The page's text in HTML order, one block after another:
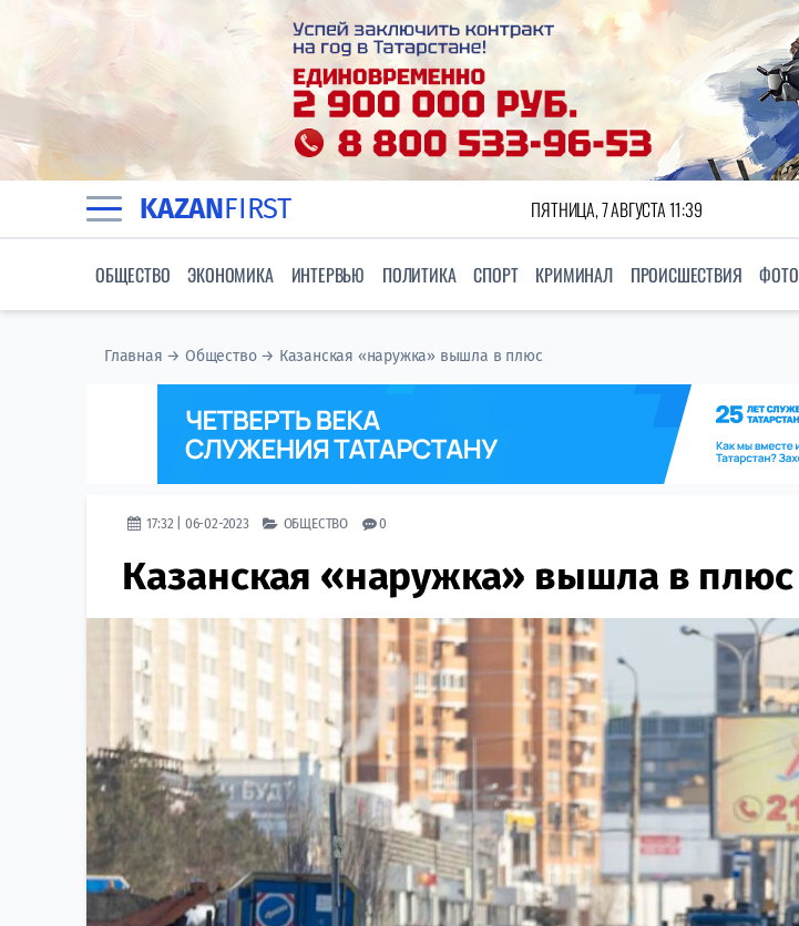
KAZANFIRST ПЯТНИЦА, 7 АВГУСТА 11:39
ОБЩЕСТВО ЭКОНОМИКА ИНТЕРВЬЮ ПОЛИТИКА СПОРТ КРИМИНАЛ ПРОИСШЕСТВИЯ ФОТО
Главная →Общество→ Казанская «наружка» вышла в плюс
17:32 | 06-02-2023 ОБЩЕСТВО 0
Казанская «наружка» вышла в плюс